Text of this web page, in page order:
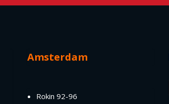
Amsterdam
Rokin 92-96